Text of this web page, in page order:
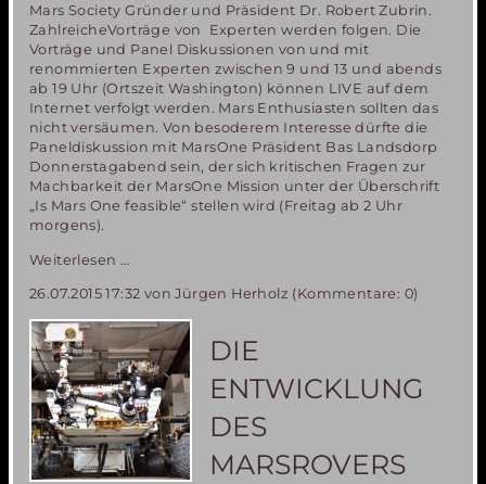
Mars Society Gründer und Präsident Dr. Robert Zubrin.
ZahlreicheVorträge von Experten werden folgen. Die
Vorträge und Panel Diskussionen von und mit
renommierten Experten zwischen 9 und 13 und abends
ab 19 Uhr (Ortszeit Washington) können LIVE auf dem
Internet verfolgt werden. Mars Enthusiasten sollten das
nicht versäumen. Von besoderem Interesse dürfte die
Paneldiskussion mit MarsOne Präsident Bas Landsdorp
Donnerstagabend sein, der sich kritischen Fragen zur
Machbarkeit der MarsOne Mission unter der Überschrift
„Is Mars One feasible“ stellen wird (Freitag ab 2 Uhr
morgens).
Weiterlesen …
die
18.
Mars
Society
Konferenz
in
Washington
Live
auf
dem
26.07.2015 17:32 von Jürgen Herholz (Kommentare: 0)
DIE
ENTWICKLUNG
DES
MARSROVERS